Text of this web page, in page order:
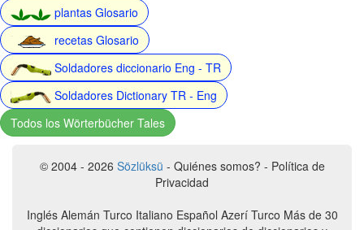
plantas Glosario
recetas Glosario
Soldadores diccionario Eng - TR
Soldadores Dictionary TR - Eng
Todos los Wörterbücher Tales
© 2004 - 2026 Sözlüksü - Quiénes somos? - Política de
Privacidad
Inglés Alemán Turco Italiano Español Azerí Turco Más de 30